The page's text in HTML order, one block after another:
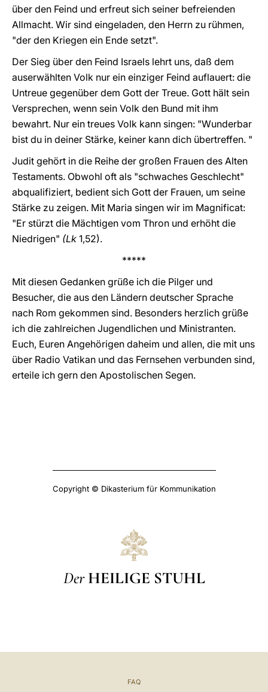
über den Feind und erfreut sich seiner befreienden
Allmacht. Wir sind eingeladen, den Herrn zu rühmen,
"der den Kriegen ein Ende setzt".
Der Sieg über den Feind Israels lehrt uns, daß dem
auserwählten Volk nur ein einziger Feind auflauert: die
Untreue gegenüber dem Gott der Treue. Gott hält sein
Versprechen, wenn sein Volk den Bund mit ihm
bewahrt. Nur ein treues Volk kann singen: "Wunderbar
bist du in deiner Stärke, keiner kann dich übertreffen. "
Judit gehört in die Reihe der großen Frauen des Alten
Testaments. Obwohl oft als "schwaches Geschlecht"
abqualifiziert, bedient sich Gott der Frauen, um seine
Stärke zu zeigen. Mit Maria singen wir im Magnificat:
"Er stürzt die Mächtigen vom Thron und erhöht die
Niedrigen" (Lk 1,52).
*****
Mit diesen Gedanken grüße ich die Pilger und
Besucher, die aus den Ländern deutscher Sprache
nach Rom gekommen sind. Besonders herzlich grüße
ich die zahlreichen Jugendlichen und Ministranten.
Euch, Euren Angehörigen daheim und allen, die mit uns
über Radio Vatikan und das Fernsehen verbunden sind,
erteile ich gern den Apostolischen Segen.
Copyright © Dikasterium für Kommunikation
Der HEILIGE STUHL
FAQ